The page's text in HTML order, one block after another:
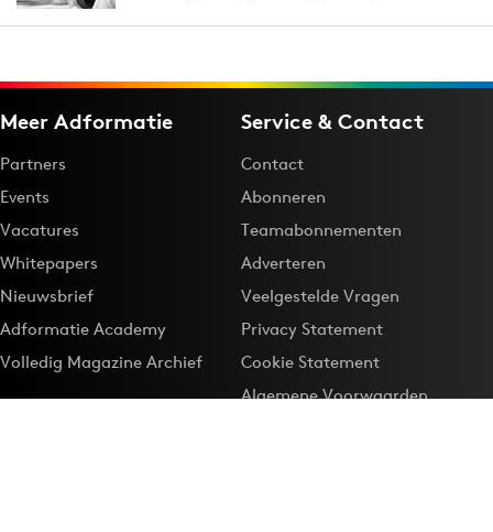
Meer Adformatie
Partners
Events
Vacatures
Whitepapers
Nieuwsbrief
Adformatie Academy
Volledig Magazine Archief
Service & Contact
Contact
Abonneren
Teamabonnementen
Adverteren
Veelgestelde Vragen
Privacy Statement
Cookie Statement
Algemene Voorwaarden